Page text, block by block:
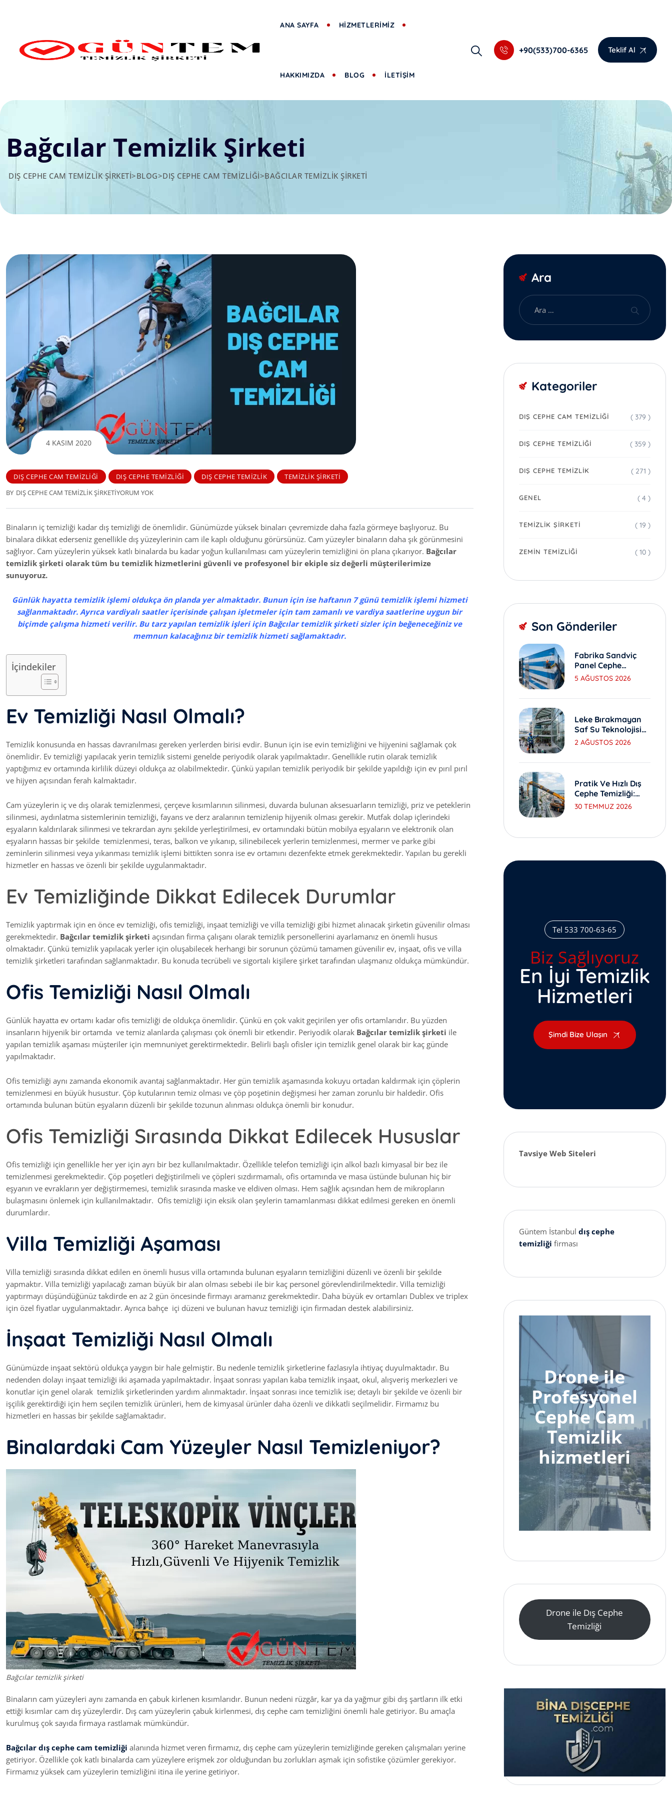
ANA SAYFA HİZMETLERİMİZ
HAKKIMIZDA BLOG İLETİŞİM
+90(533)700-6365 Teklif Al
Bağcılar Temizlik Şirketi
DIŞ CEPHE CAM TEMIZLIK ŞIRKETI>BLOG>DIŞ CEPHE CAM TEMIZLIĞI>BAĞCILAR TEMIZLIK ŞIRKETI
4 KASIM 2020
DIŞ CEPHE CAM TEMIZLIĞI DIŞ CEPHE TEMIZLIĞI DIŞ CEPHE TEMIZLIK
TEMIZLIK ŞIRKETI
BY DIŞ CEPHE CAM TEMIZLIK ŞIRKETIYORUM YOK
Binaların iç temizliği kadar dış temizliği de önemlidir. Günümüzde yüksek binaları çevremizde daha fazla görmeye başlıyoruz. Bu
binalara dikkat ederseniz genellikle dış yüzeylerinin cam ile kaplı olduğunu görürsünüz. Cam yüzeyler binaların daha şık görünmesini
sağlıyor. Cam yüzeylerin yüksek katlı binalarda bu kadar yoğun kullanılması cam yüzeylerin temizliğini ön plana çıkarıyor. Bağcılar
temizlik şirketi olarak tüm bu temizlik hizmetlerini güvenli ve profesyonel bir ekiple siz değerli müşterilerimize
sunuyoruz.
Günlük hayatta temizlik işlemi oldukça ön planda yer almaktadır. Bunun için ise haftanın 7 günü temizlik işlemi hizmeti
sağlanmaktadır. Ayrıca vardiyalı saatler içerisinde çalışan işletmeler için tam zamanlı ve vardiya saatlerine uygun bir
biçimde çalışma hizmeti verilir. Bu tarz yapılan temizlik işleri için Bağcılar temizlik şirketi sizler için beğeneceğiniz ve
memnun kalacağınız bir temizlik hizmeti sağlamaktadır.
İçindekiler
Ev Temizliği Nasıl Olmalı?
Temizlik konusunda en hassas davranılması gereken yerlerden birisi evdir. Bunun için ise evin temizliğini ve hijyenini sağlamak çok
önemlidir. Ev temizliği yapılacak yerin temizlik sistemi genelde periyodik olarak yapılmaktadır. Genellikle rutin olarak temizlik
yaptığımız ev ortamında kirlilik düzeyi oldukça az olabilmektedir. Çünkü yapılan temizlik periyodik bir şekilde yapıldığı için ev pırıl pırıl
ve hijyen açısından ferah kalmaktadır.
Cam yüzeylerin iç ve dış olarak temizlenmesi, çerçeve kısımlarının silinmesi, duvarda bulunan aksesuarların temizliği, priz ve peteklerin
silinmesi, aydınlatma sistemlerinin temizliği, fayans ve derz aralarının temizlenip hijyenik olması gerekir. Mutfak dolap içlerindeki
eşyaların kaldırılarak silinmesi ve tekrardan aynı şekilde yerleştirilmesi, ev ortamındaki bütün mobilya eşyaların ve elektronik olan
eşyaların hassas bir şekilde temizlenmesi, teras, balkon ve yıkanıp, silinebilecek yerlerin temizlenmesi, mermer ve parke gibi
zeminlerin silinmesi veya yıkanması temizlik işlemi bittikten sonra ise ev ortamını dezenfekte etmek gerekmektedir. Yapılan bu gerekli
hizmetler en hassas ve özenli bir şekilde uygulanmaktadır.
Ev Temizliğinde Dikkat Edilecek Durumlar
Temizlik yaptırmak için en önce ev temizliği, ofis temizliği, inşaat temizliği ve villa temizliği gibi hizmet alınacak şirketin güvenilir olması
gerekmektedir. Bağcılar temizlik şirketi açısından firma çalışanı olarak temizlik personellerini ayarlamanız en önemli husus
olmaktadır. Çünkü temizlik yapılacak yerler için oluşabilecek herhangi bir sorunun çözümü tamamen güvenilir ev, inşaat, ofis ve villa
temizlik şirketleri tarafından sağlanmaktadır. Bu konuda tecrübeli ve sigortalı kişilere şirket tarafından ulaşmanız oldukça mümkündür.
Ofis Temizliği Nasıl Olmalı
Günlük hayatta ev ortamı kadar ofis temizliği de oldukça önemlidir. Çünkü en çok vakit geçirilen yer ofis ortamlarıdır. Bu yüzden
insanların hijyenik bir ortamda ve temiz alanlarda çalışması çok önemli bir etkendir. Periyodik olarak Bağcılar temizlik şirketi ile
yapılan temizlik aşaması müşteriler için memnuniyet gerektirmektedir. Belirli başlı ofisler için temizlik genel olarak bir kaç günde
yapılmaktadır.
Ofis temizliği aynı zamanda ekonomik avantaj sağlanmaktadır. Her gün temizlik aşamasında kokuyu ortadan kaldırmak için çöplerin
temizlenmesi en büyük husustur. Çöp kutularının temiz olması ve çöp poşetinin değişmesi her zaman zorunlu bir haldedir. Ofis
ortamında bulunan bütün eşyaların düzenli bir şekilde tozunun alınması oldukça önemli bir konudur.
Ofis Temizliği Sırasında Dikkat Edilecek Hususlar
Ofis temizliği için genellikle her yer için ayrı bir bez kullanılmaktadır. Özellikle telefon temizliği için alkol bazlı kimyasal bir bez ile
temizlenmesi gerekmektedir. Çöp poşetleri değiştirilmeli ve çöpleri sızdırmamalı, ofis ortamında ve masa üstünde bulunan hiç bir
eşyanın ve evrakların yer değiştirmemesi, temizlik sırasında maske ve eldiven olması. Hem sağlık açısından hem de mikropların
bulaşmasını önlemek için kullanılmaktadır. Ofis temizliği için eksik olan şeylerin tamamlanması dikkat edilmesi gereken en önemli
durumlardır.
Villa Temizliği Aşaması
Villa temizliği sırasında dikkat edilen en önemli husus villa ortamında bulunan eşyaların temizliğini düzenli ve özenli bir şekilde
yapmaktır. Villa temizliği yapılacağı zaman büyük bir alan olması sebebi ile bir kaç personel görevlendirilmektedir. Villa temizliği
yaptırmayı düşündüğünüz takdirde en az 2 gün öncesinde firmayı aramanız gerekmektedir. Daha büyük ev ortamları Dublex ve triplex
için özel fiyatlar uygulanmaktadır. Ayrıca bahçe içi düzeni ve bulunan havuz temizliği için firmadan destek alabilirsiniz.
İnşaat Temizliği Nasıl Olmalı
Günümüzde inşaat sektörü oldukça yaygın bir hale gelmiştir. Bu nedenle temizlik şirketlerine fazlasıyla ihtiyaç duyulmaktadır. Bu
nedenden dolayı inşaat temizliği iki aşamada yapılmaktadır. İnşaat sonrası yapılan kaba temizlik inşaat, okul, alışveriş merkezleri ve
konutlar için genel olarak temizlik şirketlerinden yardım alınmaktadır. İnşaat sonrası ince temizlik ise; detaylı bir şekilde ve özenli bir
işçilik gerektirdiği için hem seçilen temizlik ürünleri, hem de kimyasal ürünler daha özenli ve dikkatli seçilmelidir. Firmamız bu
hizmetleri en hassas bir şekilde sağlamaktadır.
Binalardaki Cam Yüzeyler Nasıl Temizleniyor?
Bağcılar temizlik şirketi
Binaların cam yüzeyleri aynı zamanda en çabuk kirlenen kısımlarıdır. Bunun nedeni rüzgâr, kar ya da yağmur gibi dış şartların ilk etki
ettiği kısımlar cam dış yüzeylerdir. Dış cam yüzeylerin çabuk kirlenmesi, dış cephe cam temizliğini önemli hale getiriyor. Bu amaçla
kurulmuş çok sayıda firmaya rastlamak mümkündür.
Bağcılar dış cephe cam temizliği alanında hizmet veren firmamız, dış cephe cam yüzeylerin temizliğinde gereken çalışmaları yerine
getiriyor. Özellikle çok katlı binalarda cam yüzeylere erişmek zor olduğundan bu zorlukları aşmak için sofistike çözümler gerekiyor.
Firmamız yüksek cam yüzeylerin temizliğini itina ile yerine getiriyor.
Ara
Kategoriler
DIŞ CEPHE CAM TEMIZLIĞI ( 379 )
DIŞ CEPHE TEMIZLIĞI ( 359 )
DIŞ CEPHE TEMIZLIK ( 271 )
GENEL ( 4 )
TEMIZLIK ŞIRKETI ( 19 )
ZEMIN TEMIZLIĞI ( 10 )
Son Gönderiler
Fabrika Sandviç
Panel Cephe
Yıkama Ve Bakım
5 AĞUSTOS 2026
Leke Bırakmayan
Saf Su Teknolojisi
Ile Dış Cephe
2 AĞUSTOS 2026
Pratik Ve Hızlı Dış
Cephe Temizliği:
Sepetli Vinç
30 TEMMUZ 2026
Tel 533 700-63-65
Biz Sağlıyoruz
En İyi Temizlik
Hizmetleri
Şimdi Bize Ulaşın
Tavsiye Web Siteleri
Güntem İstanbul dış cephe
temizliği firması
Drone ile
Profesyonel
Cephe Cam
Temizlik
hizmetleri
Drone ile Dış Cephe
Temizliği